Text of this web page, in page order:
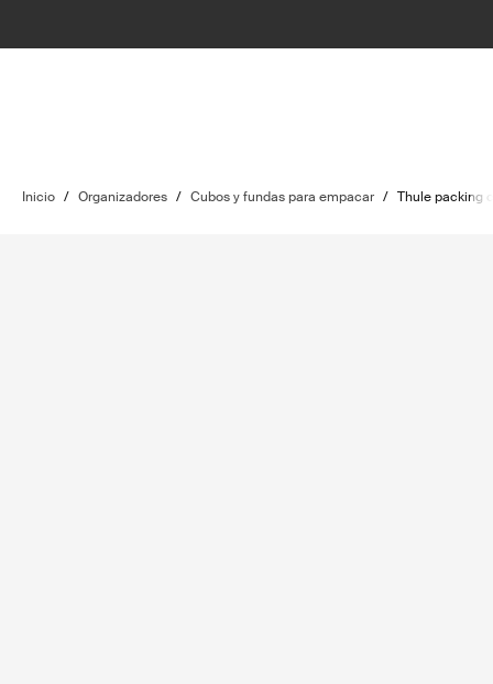
Inicio / Organizadores / Cubos y fundas para empacar / Thule packing